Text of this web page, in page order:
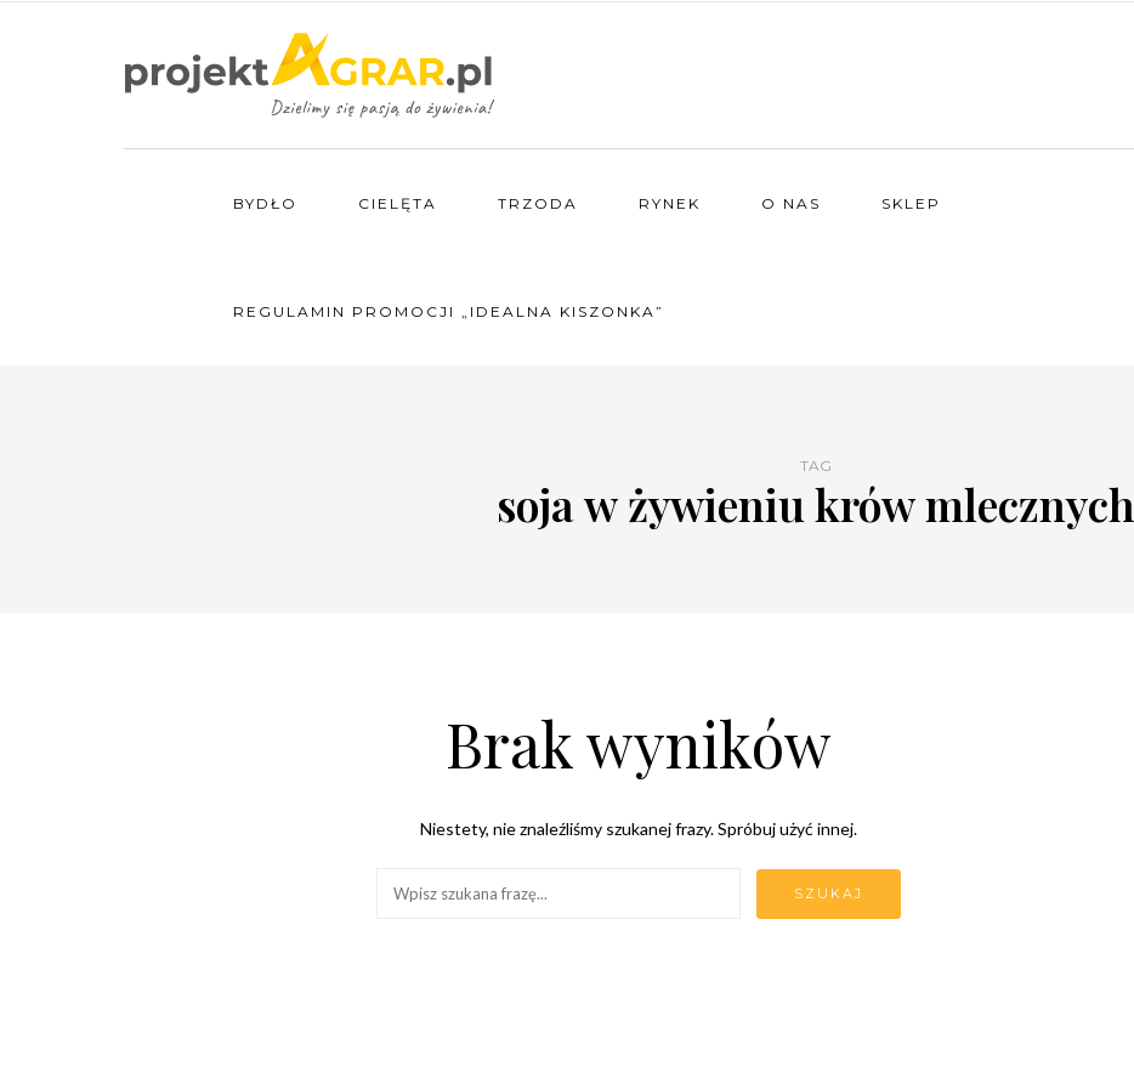
BYDŁO CIELĘTA TRZODA RYNEK O NAS SKLEP
REGULAMIN PROMOCJI „IDEALNA KISZONKA”
TAG
soja w żywieniu krów mlecznych
Brak wyników
Niestety, nie znaleźliśmy szukanej frazy. Spróbuj użyć innej.